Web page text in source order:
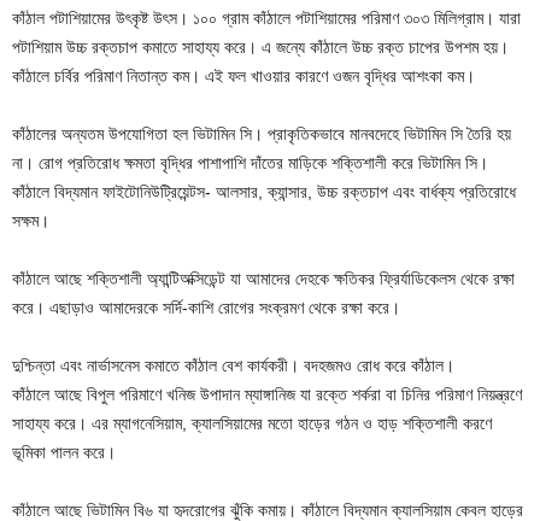
কাঁঠাল পটাশিয়ামের উৎকৃষ্ট উৎস। ১০০ গ্রাম কাঁঠালে পটাশিয়ামের পরিমাণ ৩০৩ মিলিগ্রাম। যারা
পটাশিয়াম উচ্চ রক্তচাপ কমাতে সাহায্য করে। এ জন্যে কাঁঠালে উচ্চ রক্ত চাপের উপশম হয়।
কাঁঠালে চর্বির পরিমাণ নিতান্ত কম। এই ফল খাওয়ার কারণে ওজন বৃদ্ধির আশংকা কম।
কাঁঠালের অন্যতম উপযোগিতা হল ভিটামিন সি। প্রাকৃতিকভাবে মানবদেহে ভিটামিন সি তৈরি হয়
না। রোগ প্রতিরোধ ক্ষমতা বৃদ্ধির পাশাপাশি দাঁতের মাড়িকে শক্তিশালী করে ভিটামিন সি।
কাঁঠালে বিদ্যমান ফাইটোনিউট্রিয়েন্টস- আলসার, ক্যান্সার, উচ্চ রক্তচাপ এবং বার্ধক্য প্রতিরোধে
সক্ষম।
কাঁঠালে আছে শক্তিশালী অ্যান্টিঅক্সিডেন্ট যা আমাদের দেহকে ক্ষতিকর ফ্রির্যাডিকেলস থেকে রক্ষা
করে। এছাড়াও আমাদেরকে সর্দি-কাশি রোগের সংক্রমণ থেকে রক্ষা করে।
দুশ্চিন্তা এবং নার্ভাসনেস কমাতে কাঁঠাল বেশ কার্যকরী। বদহজমও রোধ করে কাঁঠাল।
কাঁঠালে আছে বিপুল পরিমাণে খনিজ উপাদান ম্যাঙ্গানিজ যা রক্তে শর্করা বা চিনির পরিমাণ নিয়ন্ত্রণে
সাহায্য করে। এর ম্যাগনেসিয়াম, ক্যালসিয়ামের মতো হাড়ের গঠন ও হাড় শক্তিশালী করণে
ভূমিকা পালন করে।
কাঁঠালে আছে ভিটামিন বি৬ যা হৃদরোগের ঝুঁকি কমায়। কাঁঠালে বিদ্যমান ক্যালসিয়াম কেবল হাড়ের